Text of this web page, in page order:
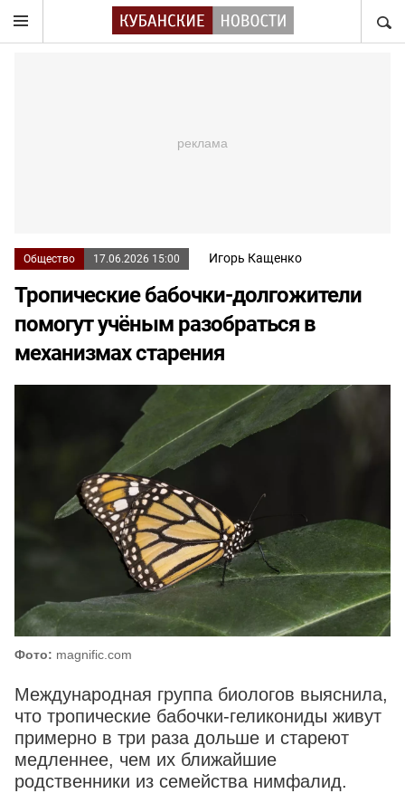
Общество 17.06.2026 15:00 Игорь Кащенко
Тропические бабочки-долгожители
помогут учёным разобраться в
механизмах старения
Фото: magnific.com
Международная группа биологов выяснила,
что тропические бабочки-геликониды живут
примерно в три раза дольше и стареют
медленнее, чем их ближайшие
родственники из семейства нимфалид.